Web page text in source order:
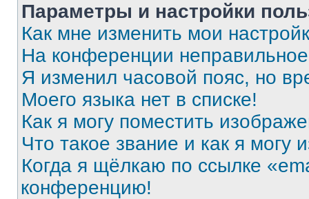
Параметры и настройки
Как мне изменить мои
На конференции
Я изменил часовой пояс, но
Моего языка нет в списке!
Как я могу поместить
Что такое звание и как я могу
Когда я щёлкаю по ссылке
конференцию!